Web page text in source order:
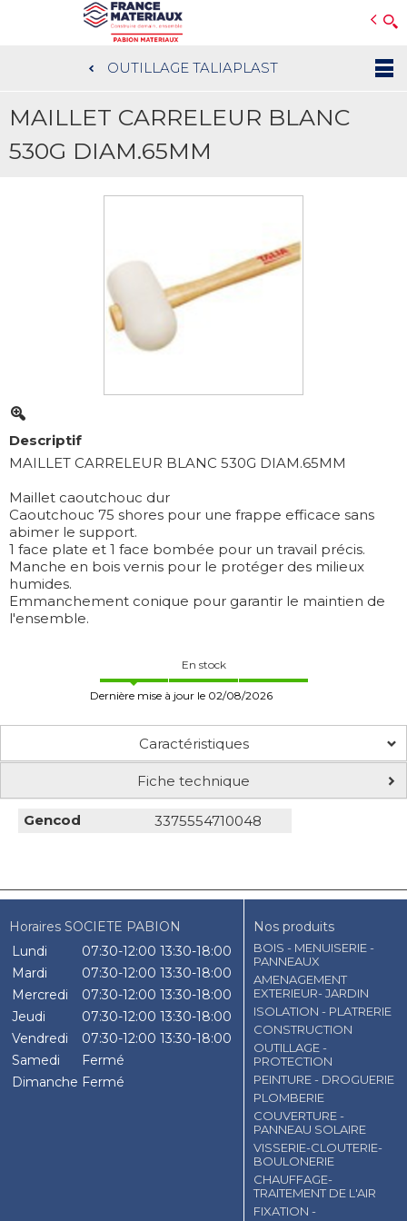
au
contenu
OUTILLAGE TALIAPLAST
MAILLET CARRELEUR BLANC
530G DIAM.65MM
Descriptif
MAILLET CARRELEUR BLANC 530G DIAM.65MM
Maillet caoutchouc dur
Caoutchouc 75 shores pour une frappe efficace sans
abimer le support.
1 face plate et 1 face bombée pour un travail précis.
Manche en bois vernis pour le protéger des milieux
humides.
Emmanchement conique pour garantir le maintien de
l'ensemble.
En stock
Dernière mise à jour le 02/08/2026
Caractéristiques
Fiche technique
Gencod 3375554710048
Horaires SOCIETE PABION
Lundi
07:30-12:00 13:30-18:00
Mardi
07:30-12:00 13:30-18:00
Mercredi
07:30-12:00 13:30-18:00
Jeudi
07:30-12:00 13:30-18:00
Vendredi
07:30-12:00 13:30-18:00
Samedi
Fermé
Dimanche Fermé
Nos produits
BOIS - MENUISERIE -
PANNEAUX
AMENAGEMENT
EXTERIEUR- JARDIN
ISOLATION - PLATRERIE
CONSTRUCTION
OUTILLAGE -
PROTECTION
PEINTURE - DROGUERIE
PLOMBERIE
COUVERTURE -
PANNEAU SOLAIRE
VISSERIE-CLOUTERIE-
BOULONERIE
CHAUFFAGE-
TRAITEMENT DE L'AIR
FIXATION -